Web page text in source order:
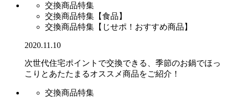
交換商品特集
交換商品特集【食品】
交換商品特集【じせポ！おすすめ商品】
2020.11.10
次世代住宅ポイントで交換できる、季節のお鍋でほっ
こりとあたたまるオススメ商品をご紹介！
交換商品特集